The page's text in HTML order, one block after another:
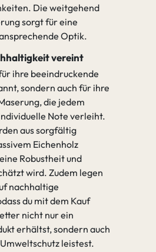
Die weitgehend
sorgt für eine
Optik.
vereint
ihre beeindruckende
sondern auch für ihre
die jedem
Note verleiht.
aus sorgfältig
Eichenholz
Robustheit und
wird. Zudem legen
nachhaltige
du mit dem Kauf
nicht nur ein
erhältst, sondern auch
leistest.